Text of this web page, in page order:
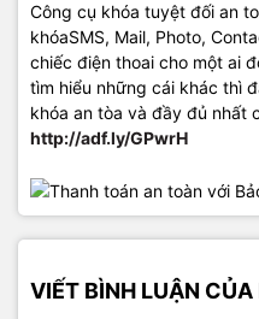
Công cụ khóa tuyệt đối an
khóaSMS, Mail, Photo,
chiếc điện thoai cho một ai
tìm hiểu những cái khác thì
khóa an tòa và đầy đủ nhất
http://adf.ly/GPwrH
VIẾT BÌNH LUẬN CỦA